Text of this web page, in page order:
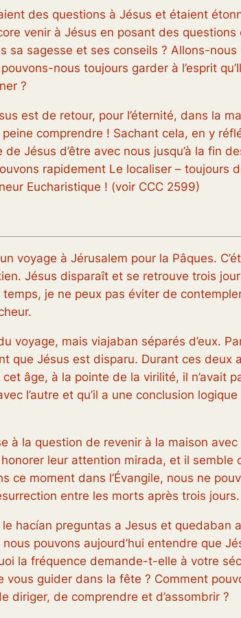
des questions à Jésus et étaient
venir à Jésus en posant des
sagesse et ses conseils ? Allons-nous
nous toujours garder à l’esprit
?
est de retour, pour l’éternité, dans la
comprendre ! Sachant cela, en y
Jésus d’être avec nous jusqu’à la fin
rapidement Le localiser – toujours
Eucharistique ! (voir CCC 2599)
voyage à Jérusalem pour la Pâques.
Jésus disparaît et se retrouve trois
je ne peux pas éviter de
voyage, mais viajaban séparés d’eux.
que Jésus est disparu. Durant ces deux
âge, à la pointe de la virilité, il n’avait
l’autre et qu’il a une conclusion
à la question de revenir à la maison
leur attention mirada, et il semble
moment dans l’Évangile, nous ne
entre les morts après trois
hacían preguntas a Jesus et quedaban
pouvons aujourd’hui entendre que
la fréquence demande-t-elle à votre
vous guider dans la fête ? Comment
diriger, de comprendre et d’assombrir ?